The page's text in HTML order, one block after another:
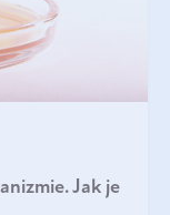
Jak je